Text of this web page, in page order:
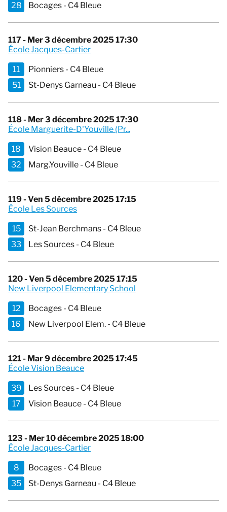
28 Bocages - C4 Bleue
117 - Mer 3 décembre 2025 17:30
École Jacques-Cartier
11
Pionniers - C4 Bleue
51
St-Denys Garneau - C4 Bleue
118 - Mer 3 décembre 2025 17:30
École Marguerite-D'Youville (Pr...
18
Vision Beauce - C4 Bleue
32
Marg.Youville - C4 Bleue
119 - Ven 5 décembre 2025 17:15
École Les Sources
15
St-Jean Berchmans - C4 Bleue
33
Les Sources - C4 Bleue
120 - Ven 5 décembre 2025 17:15
New Liverpool Elementary School
12
Bocages - C4 Bleue
16
New Liverpool Elem. - C4 Bleue
121 - Mar 9 décembre 2025 17:45
École Vision Beauce
39
Les Sources - C4 Bleue
17
Vision Beauce - C4 Bleue
123 - Mer 10 décembre 2025 18:00
École Jacques-Cartier
8
Bocages - C4 Bleue
35
St-Denys Garneau - C4 Bleue